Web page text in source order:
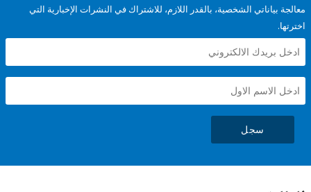
الشخصية، بالقدر اللازم، للاشتراك في النشرات الإخبارية التي